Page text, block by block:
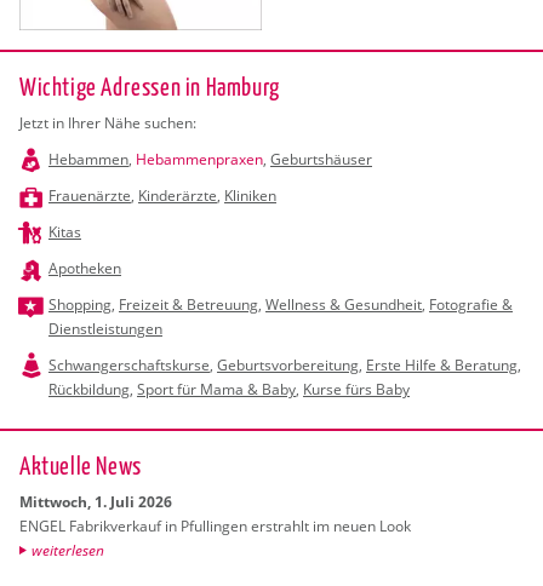
Wichtige Adressen in Hamburg
Jetzt in Ihrer Nähe suchen:
Hebammen, Hebammenpraxen, Geburtshäuser
Frauenärzte, Kinderärzte, Kliniken
Kitas
Apotheken
Shopping, Freizeit & Betreuung, Wellness & Gesundheit, Fotografie &
Dienstleistungen
Schwangerschaftskurse, Geburtsvorbereitung, Erste Hilfe & Beratung,
Rückbildung, Sport für Mama & Baby, Kurse fürs Baby
Ak­tu­el­le News
Mitt­woch, 1. Juli 2026
ENGEL Fa­brik­ver­kauf in Pful­lin­gen er­strahlt im neuen Look
wei­ter­le­sen